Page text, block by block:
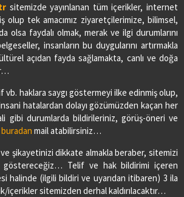
sitemizde yayınlanan tüm içerikler, internet
olup tek amacımız ziyaretçilerimize, bilimsel,
olsa faydalı olmak, merak ve ilgi durumlarını
insanların bu duygularını artırmakla
açıdan fayda sağlamakta, canlı ve doğa
vb. haklara saygı göstermeyi ilke edinmiş olup,
hatalardan dolayı gözümüzden kaçan her
gibi durumlarda bildirileriniz, görüş-öneri ve
buradan mail atabilirsiniz…
şikayetinizi dikkate almakla beraber, sitemizi
göstereceğiz… Telif ve hak bildirimi içeren
halinde (ilgili bildiri ve uyarıdan itibaren) 3 ila
içerikler sitemizden derhal kaldırılacaktır…